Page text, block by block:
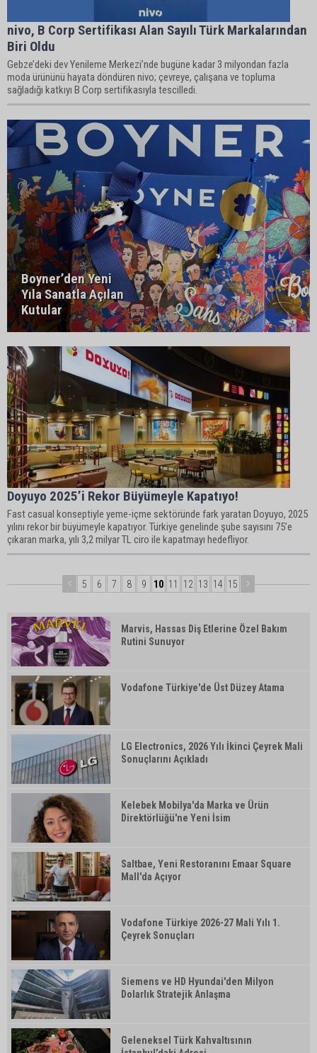
nivo, B Corp Sertifikası Alan Sayılı Türk Markalarından
Biri Oldu
Gebze’deki dev Yenileme Merkezi’nde bugüne kadar 3 milyondan fazla
moda ürününü hayata döndüren nivo; çevreye, çalışana ve topluma
sağladığı katkıyı B Corp sertifikasıyla tescilledi.
Boyner’den Yeni
Yıla Sanatla Açılan
Kutular
Doyuyo 2025’i Rekor Büyümeyle Kapatıyo!
Fast casual konseptiyle yeme-içme sektöründe fark yaratan Doyuyo, 2025
yılını rekor bir büyümeyle kapatıyor. Türkiye genelinde şube sayısını 75’e
çıkaran marka, yılı 3,2 milyar TL ciro ile kapatmayı hedefliyor.
5 6 7 8 9 10 11 12 13 14 15
Marvis, Hassas Diş Etlerine Özel Bakım
Rutini Sunuyor
Vodafone Türkiye'de Üst Düzey Atama
LG Electronics, 2026 Yılı İkinci Çeyrek Mali
Sonuçlarını Açıkladı
Kelebek Mobilya'da Marka ve Ürün
Direktörlüğü'ne Yeni İsim
Saltbae, Yeni Restoranını Emaar Square
Mall'da Açıyor
Vodafone Türkiye 2026-27 Mali Yılı 1.
Çeyrek Sonuçları
Siemens ve HD Hyundai'den Milyon
Dolarlık Stratejik Anlaşma
Geleneksel Türk Kahvaltısının